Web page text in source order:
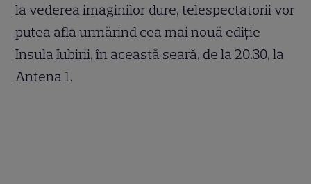
la vederea imaginilor dure, telespectatorii vor
putea afla urmărind cea mai nouă ediţie
Insula Iubirii, în această seară, de la 20.30, la
Antena 1.